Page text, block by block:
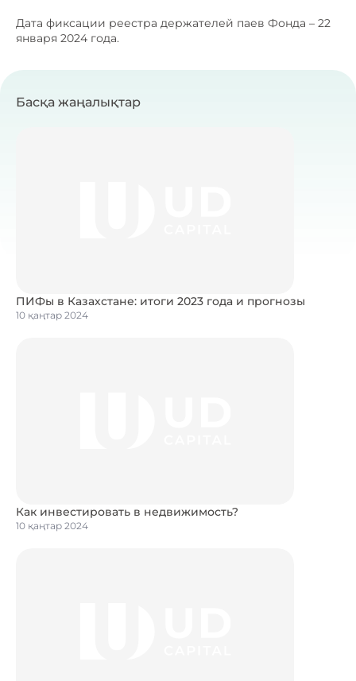
Дата фиксации реестра держателей паев Фонда – 22
января 2024 года.
Басқа жаңалықтар
ПИФы в Казахстане: итоги 2023 года и прогнозы
10 қаңтар 2024
Как инвестировать в недвижимость?
10 қаңтар 2024